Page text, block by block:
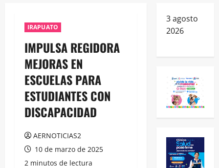
IRAPUATO
IMPULSA REGIDORA
MEJORAS EN
ESCUELAS PARA
ESTUDIANTES CON
DISCAPACIDAD
AERNOTICIAS2
10 de marzo de 2025
2 minutos de lectura
3 agosto
2026